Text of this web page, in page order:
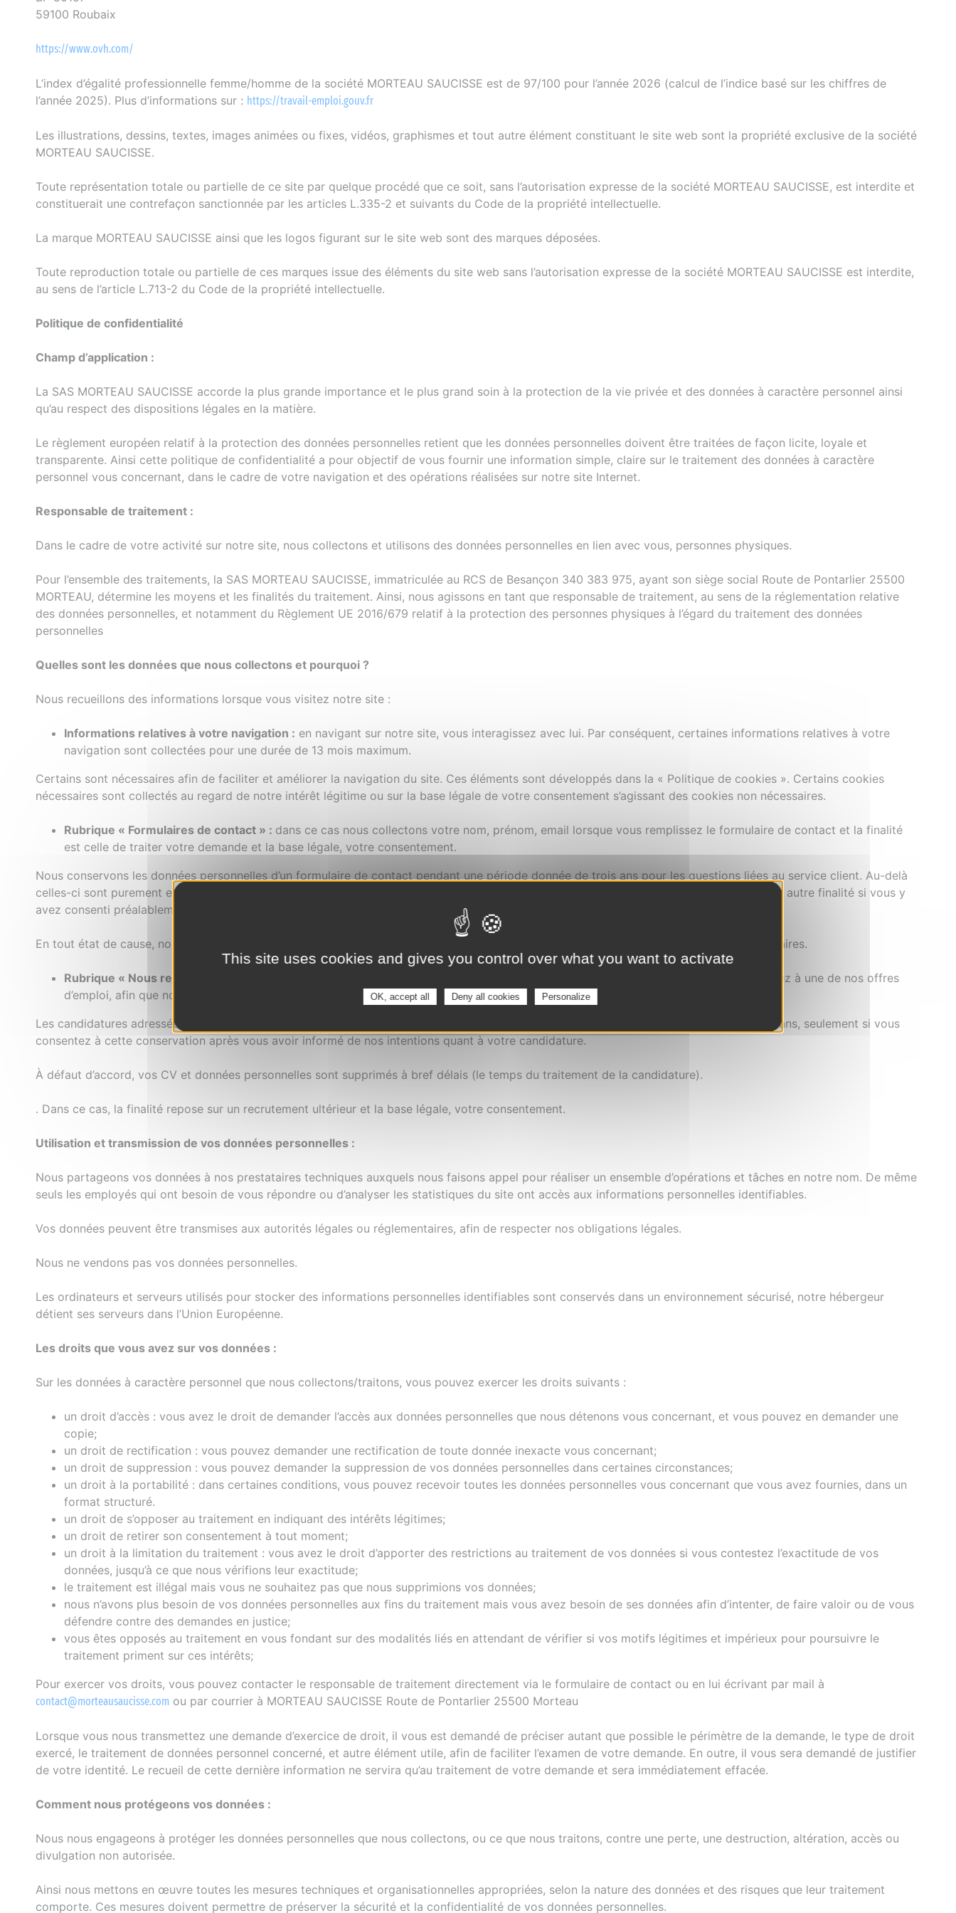
59100 Roubaix
https://www.ovh.com/
L’index d’égalité professionnelle femme/homme de la société MORTEAU SAUCISSE est de 97/100 pour l’année 2026 (calcul de l’indice basé sur les chiffres de
l’année 2025). Plus d’informations sur : https://travail-emploi.gouv.fr
Les illustrations, dessins, textes, images animées ou fixes, vidéos, graphismes et tout autre élément constituant le site web sont la propriété exclusive de la société
MORTEAU SAUCISSE.
Toute représentation totale ou partielle de ce site par quelque procédé que ce soit, sans l’autorisation expresse de la société MORTEAU SAUCISSE, est interdite et
constituerait une contrefaçon sanctionnée par les articles L.335-2 et suivants du Code de la propriété intellectuelle.
La marque MORTEAU SAUCISSE ainsi que les logos figurant sur le site web sont des marques déposées.
Toute reproduction totale ou partielle de ces marques issue des éléments du site web sans l’autorisation expresse de la société MORTEAU SAUCISSE est interdite,
au sens de l’article L.713-2 du Code de la propriété intellectuelle.
Politique de confidentialité
Champ d’application :
La SAS MORTEAU SAUCISSE accorde la plus grande importance et le plus grand soin à la protection de la vie privée et des données à caractère personnel ainsi
qu’au respect des dispositions légales en la matière.
Le règlement européen relatif à la protection des données personnelles retient que les données personnelles doivent être traitées de façon licite, loyale et
transparente. Ainsi cette politique de confidentialité a pour objectif de vous fournir une information simple, claire sur le traitement des données à caractère
personnel vous concernant, dans le cadre de votre navigation et des opérations réalisées sur notre site Internet.
Responsable de traitement :
Dans le cadre de votre activité sur notre site, nous collectons et utilisons des données personnelles en lien avec vous, personnes physiques.
Pour l’ensemble des traitements, la SAS MORTEAU SAUCISSE, immatriculée au RCS de Besançon 340 383 975, ayant son siège social Route de Pontarlier 25500
MORTEAU, détermine les moyens et les finalités du traitement. Ainsi, nous agissons en tant que responsable de traitement, au sens de la réglementation relative
des données personnelles, et notamment du Règlement UE 2016/679 relatif à la protection des personnes physiques à l’égard du traitement des données
personnelles
Quelles sont les données que nous collectons et pourquoi ?
Nous recueillons des informations lorsque vous visitez notre site :
Informations relatives à votre navigation : en navigant sur notre site, vous interagissez avec lui. Par conséquent, certaines informations relatives à votre
navigation sont collectées pour une durée de 13 mois maximum.
Certains sont nécessaires afin de faciliter et améliorer la navigation du site. Ces éléments sont développés dans la « Politique de cookies ». Certains cookies
nécessaires sont collectés au regard de notre intérêt légitime ou sur la base légale de votre consentement s’agissant des cookies non nécessaires.
Rubrique « Formulaires de contact » : dans ce cas nous collectons votre nom, prénom, email lorsque vous remplissez le formulaire de contact et la finalité
est celle de traiter votre demande et la base légale, votre consentement.
Nous conservons les données personnelles d’un formulaire de contact pendant une période donnée de trois ans pour les questions liées au service client. Au-delà
celles-ci sont purement et simplement supprimées. Vos données peuvent cependant être conservées pour un autre traitement ou pour une autre finalité si vous y
avez consenti préalablement.
En tout état de cause, nous ne les utilisons pas à des fins commerciales, seulement pour répondre à vos messages envoyés via les formulaires.
Rubrique « Nous rejoindre » :
nous collectons votre nom, prénom, email, votre CV et votre lettre de motivation lorsque vous postulez à une de nos offres
d’emploi, afin que nous puissions vous convoquer à un entretien. La base légale est l’intérêt légitime.
Les candidatures adressées à MORTEAU SAUCISSE ainsi que vos CV et lettres de motivation sont conservés pendant une durée de deux ans, seulement si vous
consentez à cette conservation après vous avoir informé de nos intentions quant à votre candidature.
À défaut d’accord, vos CV et données personnelles sont supprimés à bref délais (le temps du traitement de la candidature).
. Dans ce cas, la finalité repose sur un recrutement ultérieur et la base légale, votre consentement.
Utilisation et transmission de vos données personnelles :
Nous partageons vos données à nos prestataires techniques auxquels nous faisons appel pour réaliser un ensemble d’opérations et tâches en notre nom. De même
seuls les employés qui ont besoin de vous répondre ou d’analyser les statistiques du site ont accès aux informations personnelles identifiables.
Vos données peuvent être transmises aux autorités légales ou réglementaires, afin de respecter nos obligations légales.
Nous ne vendons pas vos données personnelles.
Les ordinateurs et serveurs utilisés pour stocker des informations personnelles identifiables sont conservés dans un environnement sécurisé, notre hébergeur
détient ses serveurs dans l’Union Européenne.
Les droits que vous avez sur vos données :
Sur les données à caractère personnel que nous collectons/traitons, vous pouvez exercer les droits suivants :
un droit d’accès : vous avez le droit de demander l’accès aux données personnelles que nous détenons vous concernant, et vous pouvez en demander une
copie;
un droit de rectification : vous pouvez demander une rectification de toute donnée inexacte vous concernant;
un droit de suppression : vous pouvez demander la suppression de vos données personnelles dans certaines circonstances;
un droit à la portabilité : dans certaines conditions, vous pouvez recevoir toutes les données personnelles vous concernant que vous avez fournies, dans un
format structuré.
un droit de s’opposer au traitement en indiquant des intérêts légitimes;
un droit de retirer son consentement à tout moment;
un droit à la limitation du traitement : vous avez le droit d’apporter des restrictions au traitement de vos données si vous contestez l’exactitude de vos
données, jusqu’à ce que nous vérifions leur exactitude;
le traitement est illégal mais vous ne souhaitez pas que nous supprimions vos données;
nous n’avons plus besoin de vos données personnelles aux fins du traitement mais vous avez besoin de ses données afin d’intenter, de faire valoir ou de vous
défendre contre des demandes en justice;
vous êtes opposés au traitement en vous fondant sur des modalités liés en attendant de vérifier si vos motifs légitimes et impérieux pour poursuivre le
traitement priment sur ces intérêts;
Pour exercer vos droits, vous pouvez contacter le responsable de traitement directement via le formulaire de contact ou en lui écrivant par mail à
contact@morteausaucisse.com ou par courrier à MORTEAU SAUCISSE Route de Pontarlier 25500 Morteau
Lorsque vous nous transmettez une demande d’exercice de droit, il vous est demandé de préciser autant que possible le périmètre de la demande, le type de droit
exercé, le traitement de données personnel concerné, et autre élément utile, afin de faciliter l’examen de votre demande. En outre, il vous sera demandé de justifier
de votre identité. Le recueil de cette dernière information ne servira qu’au traitement de votre demande et sera immédiatement effacée.
Comment nous protégeons vos données :
Nous nous engageons à protéger les données personnelles que nous collectons, ou ce que nous traitons, contre une perte, une destruction, altération, accès ou
divulgation non autorisée.
Ainsi nous mettons en œuvre toutes les mesures techniques et organisationnelles appropriées, selon la nature des données et des risques que leur traitement
comporte. Ces mesures doivent permettre de préserver la sécurité et la confidentialité de vos données personnelles.
This site uses cookies and gives you control over what you want to activate
OK, accept all Deny all cookies Personalize